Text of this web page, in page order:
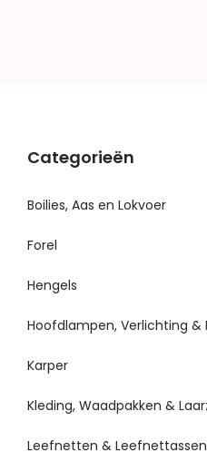
Categorieën
Boilies, Aas en Lokvoer
Forel
Hengels
Hoofdlampen, Verlichting &
Karper
Kleding, Waadpakken &
Leefnetten & Leefnettassen